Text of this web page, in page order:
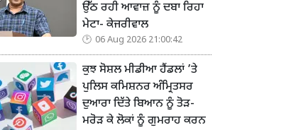
ਉੱਠ ਰਹੀ ਆਵਾਜ਼ ਨੂੰ ਦਬਾ ਰਿਹਾ
ਮੇਟਾ- ਕੇਜਰੀਵਾਲ
06 Aug 2026 21:00:42
ਕੁਝ ਸੋਸ਼ਲ ਮੀਡੀਆ ਹੈਂਡਲਾਂ ’ਤੇ
ਪੁਲਿਸ ਕਮਿਸ਼ਨਰ ਅੰਮ੍ਰਿਤਸਰ
ਦੁਆਰਾ ਦਿੱਤੇ ਬਿਆਨ ਨੂੰ ਤੋੜ-
ਮਰੋੜ ਕੇ ਲੋਕਾਂ ਨੂੰ ਗੁਮਰਾਹ ਕਰਨ